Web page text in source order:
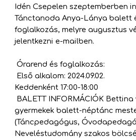
Idén Csepelen szeptemberben
Tánctanoda Anya-Lánya balett
foglalkozás, melyre augusztus
jelentkezni e-mailben.
Órarend és foglalkozás:
Első alkalom: 2024.09.02.
Keddenként 17:00-18:00
BALETT INFORMÁCIÓK
gyermekek balett-néptánc
(Táncpedagógus,
Neveléstudomány szakos